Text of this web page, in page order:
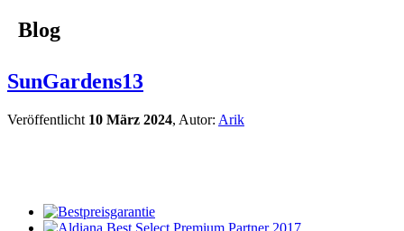
Blog
SunGardens13
Veröffentlicht 10 März 2024, Autor: Arik